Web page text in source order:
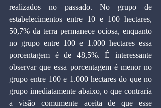
realizados no passado. No grupo de
estabelecimentos entre 10 e 100 hectares,
50,7% da terra permanece ociosa, enquanto
no grupo entre 100 e 1.000 hectares essa
porcentagem é de 48,5%. É interessante
observar que essa porcentagem é menor no
grupo entre 100 e 1.000 hectares do que no
grupo imediatamente abaixo, o que contraria
a visão comumente aceita de que esse